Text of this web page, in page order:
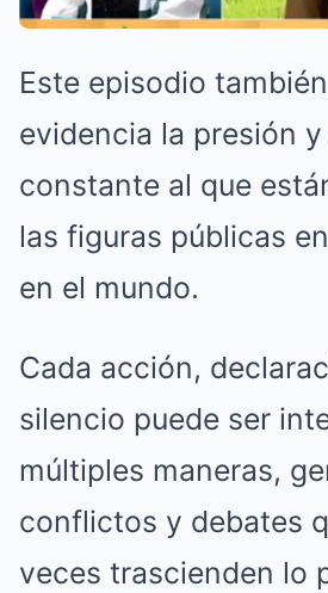
Este episodio
evidencia la presión
constante al que
las figuras públicas
en el mundo.
Cada acción,
silencio puede ser
múltiples maneras,
conflictos y debates
veces trascienden lo